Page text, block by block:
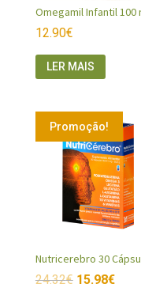
Omegamil Infantil 100
12.90€
LER MAIS
Promoção!
Nutricerebro 30
24.32€ 15.98€